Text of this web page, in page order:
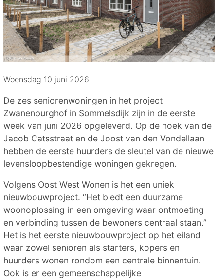
Woensdag 10 juni 2026
De zes seniorenwoningen in het project
Zwanenburghof in Sommelsdijk zijn in de eerste
week van juni 2026 opgeleverd. Op de hoek van de
Jacob Catsstraat en de Joost van den Vondellaan
hebben de eerste huurders de sleutel van de nieuwe
levensloopbestendige woningen gekregen.
Volgens Oost West Wonen is het een uniek
nieuwbouwproject. “Het biedt een duurzame
woonoplossing in een omgeving waar ontmoeting
en verbinding tussen de bewoners centraal staan.”
Het is het eerste nieuwbouwproject op het eiland
waar zowel senioren als starters, kopers en
huurders wonen rondom een centrale binnentuin.
Ook is er een gemeenschappelijke